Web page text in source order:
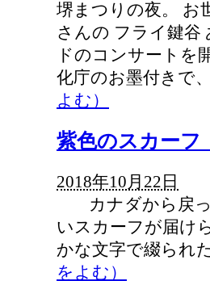
堺まつりの夜。 お
さんの フライ鍵谷
ドのコンサートを
化庁のお墨付きで
よむ）
紫色のスカー
2018年10月22日
カナダから戻っ
いスカーフが届け
かな文字で綴られ
をよむ）